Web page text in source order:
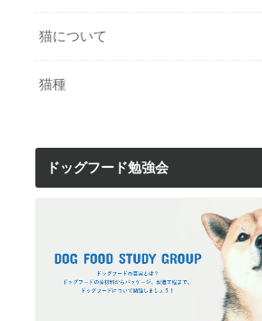
猫について
猫種
ドッグフード勉強会